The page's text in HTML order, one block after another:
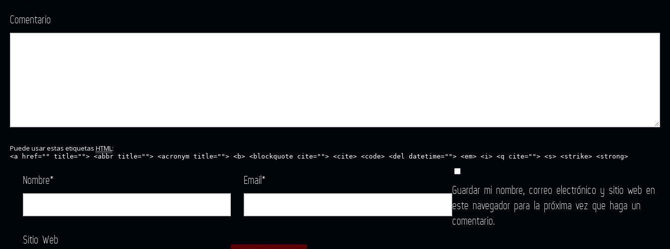
Comentario
Puede usar estas etiquetas HTML:
<a href="" title=""> <abbr title=""> <acronym title=""> <b> <blockquote cite=""> <cite> <code> <del datetime=""> <em> <i> <q cite=""> <s> <strike> <strong>
Nombre* Email*
Sitio Web
Guardar mi nombre, correo electrónico y sitio web en
este navegador para la próxima vez que haga un
comentario.